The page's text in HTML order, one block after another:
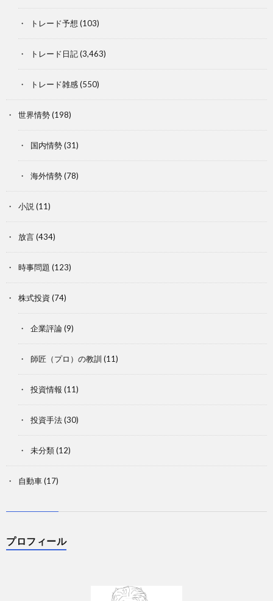
トレード予想 (103)
トレード日記(3,463)
トレード雑感(550)
世界情勢(198)
国内情勢(31)
海外情勢(78)
小説 (11)
放言(434)
時事問題 (123)
株式投資 (74)
企業評論(9)
師匠（プロ）の教訓 (11)
投資情報 (11)
投資手法(30)
未分類(12)
自動車(17)
プロフィール